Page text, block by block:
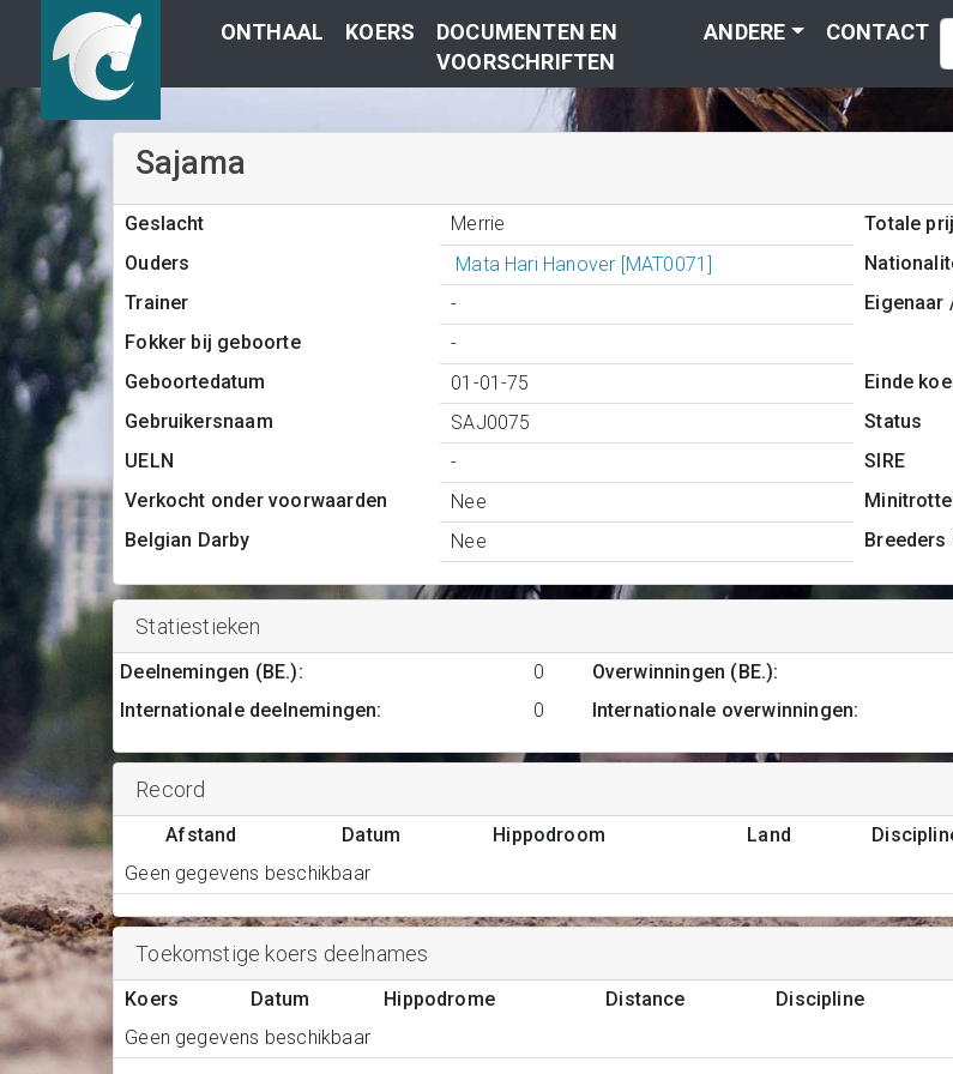
ONTHAAL KOERS
DOCUMENTEN EN
VOORSCHRIFTEN
ANDERE CONTACT
Sajama
Geslacht Merrie Totale
Ouders
Mata Hari Hanover [MAT0071]
Trainer
- Eigenaar
Fokker bij geboorte
-
Geboortedatum
01-01-75 Einde
Gebruikersnaam
SAJ0075 Status
UELN
- SIRE
Verkocht onder voorwaarden
Nee
Belgian Darby
Nee Breeders
Statiestieken
Deelnemingen (BE.):
0
Internationale deelnemingen: 0
Overwinningen (BE.):
Internationale overwinningen:
Record
Afstand Datum Hippodroom Land
Geen gegevens beschikbaar
Toekomstige koers deelnames
Koers Datum Hippodrome Distance Discipline
Geen gegevens beschikbaar